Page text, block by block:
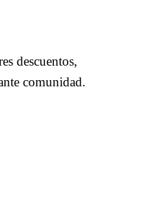
descuentos,
comunidad.